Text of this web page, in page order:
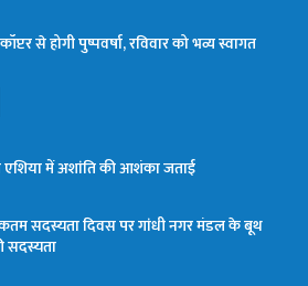
से होगी पुष्पवर्षा, रविवार को भव्य स्वागत
में अशांति की आशंका जताई
सदस्यता दिवस पर गांधी नगर मंडल के बूथ
सदस्यता